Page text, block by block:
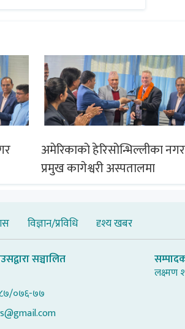
अमेरिकाको हेरिसोन्भिल्लीका नगर
प्रमुख कागेश्वरी अस्पतालमा
विज्ञान/प्रविधि दृश्य खबर
सञ्चालित
०७६-७७
लक्ष्मण